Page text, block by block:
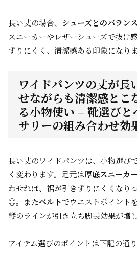
長い丈の場合、 シューズとのバランス
スニーカーやレザーシューズで抜け
ずりにくく、清潔感ある印象になりま
ワイドパンツの丈が長
せながらも清潔感とこ
る小物使い – 靴選びと
サリーの組み合わせ効
長い丈のワイドパンツは、小物選び
く変わります。足元は厚底スニーカー
わせれば、裾が引きずりにくくなり
◎。またベルトでウエストポイント
縦のラインが引き立ち脚長効果が増し
アイテム選びのポイントは下記の通り